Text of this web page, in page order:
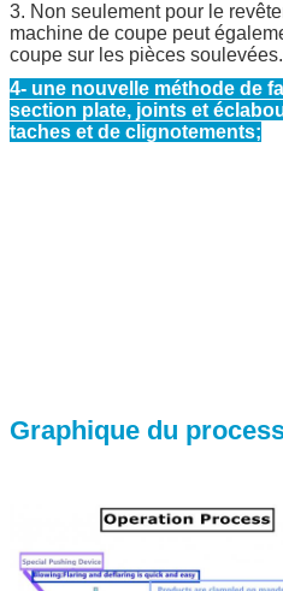
3. Non seulement pour le
machine de coupe peut
coupe sur les pièces soulevées.
4- une nouvelle méthode de
section plate, joints et
taches et de clignotements;
Graphique du